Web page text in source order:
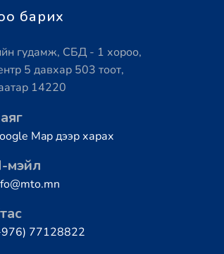
барих
гудамж, СБД - 1 хороо,
5 давхар 503 тоот,
14220
Map дээр харах
мэйл
77128822